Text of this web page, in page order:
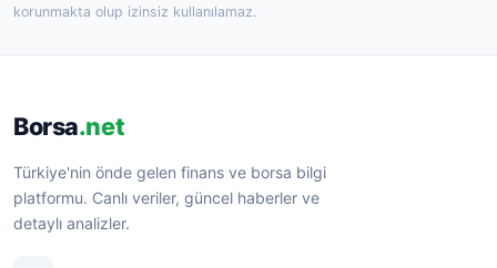
korunmakta olup izinsiz kullanılamaz.
Borsa.net
Türkiye'nin önde gelen finans ve borsa bilgi
platformu. Canlı veriler, güncel haberler ve
detaylı analizler.